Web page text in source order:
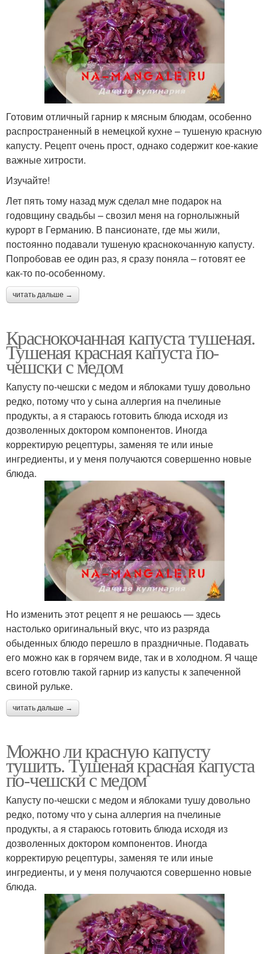
Готовим отличный гарнир к мясным блюдам, особенно
распространенный в немецкой кухне – тушеную красную
капусту. Рецепт очень прост, однако содержит кое-какие
важные хитрости.
Изучайте!
Лет пять тому назад муж сделал мне подарок на
годовщину свадьбы – свозил меня на горнолыжный
курорт в Германию. В пансионате, где мы жили,
постоянно подавали тушеную краснокочанную капусту.
Попробовав ее один раз, я сразу поняла – готовят ее
как-то по-особенному.
читать дальше →
Краснокочанная капуста тушеная.
Тушеная красная капуста по-
чешски с медом
Капусту по-чешски с медом и яблоками тушу довольно
редко, потому что у сына аллергия на пчелиные
продукты, а я стараюсь готовить блюда исходя из
дозволенных доктором компонентов. Иногда
корректирую рецептуры, заменяя те или иные
ингредиенты, и у меня получаются совершенно новые
блюда.
Но изменить этот рецепт я не решаюсь — здесь
настолько оригинальный вкус, что из разряда
обыденных блюдо перешло в праздничные. Подавать
его можно как в горячем виде, так и в холодном. Я чаще
всего готовлю такой гарнир из капусты к запеченной
свиной рульке.
читать дальше →
Можно ли красную капусту
тушить. Тушеная красная капуста
по-чешски с медом
Капусту по-чешски с медом и яблоками тушу довольно
редко, потому что у сына аллергия на пчелиные
продукты, а я стараюсь готовить блюда исходя из
дозволенных доктором компонентов. Иногда
корректирую рецептуры, заменяя те или иные
ингредиенты, и у меня получаются совершенно новые
блюда.